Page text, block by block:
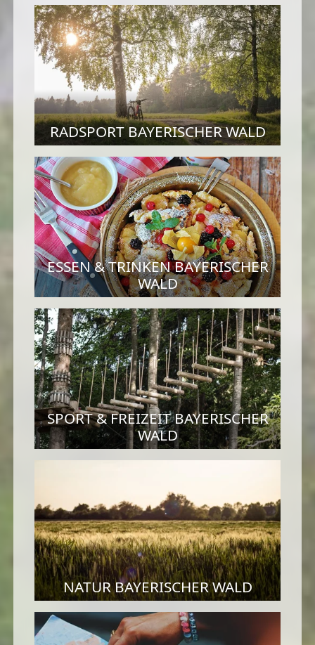
RADSPORT BAYERISCHER WALD
ESSEN & TRINKEN BAYERISCHER
WALD
SPORT & FREIZEIT BAYERISCHER
WALD
NATUR BAYERISCHER WALD